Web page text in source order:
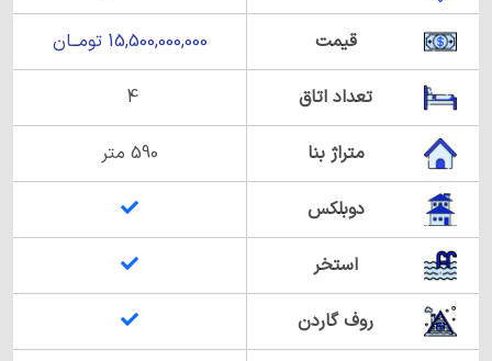
قیمت 15,500,000,000 تومــان
تعداد اتاق 4
متراژ بنا 590 متر
دوبلکس
استخر
روف گاردن